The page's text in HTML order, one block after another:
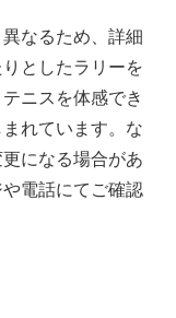
なるため、詳細
としたラリーを
ニスを体感でき
れています。な
になる場合があ
電話にてご確認